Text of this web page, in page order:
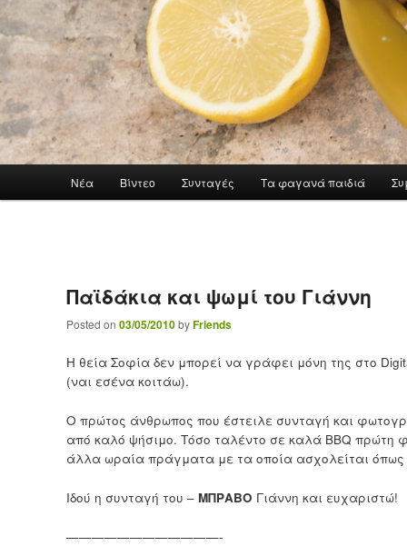
Skip to primary content
Νέα Βίντεο Συνταγές Τα φαγανά παιδιά
Παϊδάκια και ψωμί του Γιάννη
Posted on 03/05/2010byFriends
Η θεία Σοφία δεν μπορεί να γράφει μόνη της στο
(ναι εσένα κοιτάω).
Ο πρώτος άνθρωπος που έστειλε συνταγή και
από καλό ψήσιμο. Τόσο ταλέντο σε καλά BBQ πρώτη
άλλα ωραία πράγματα με τα οποία ασχολείται
Ιδού η συνταγή του – ΜΠΡΑΒΟ Γιάννη και ευχαριστώ!
————————————-